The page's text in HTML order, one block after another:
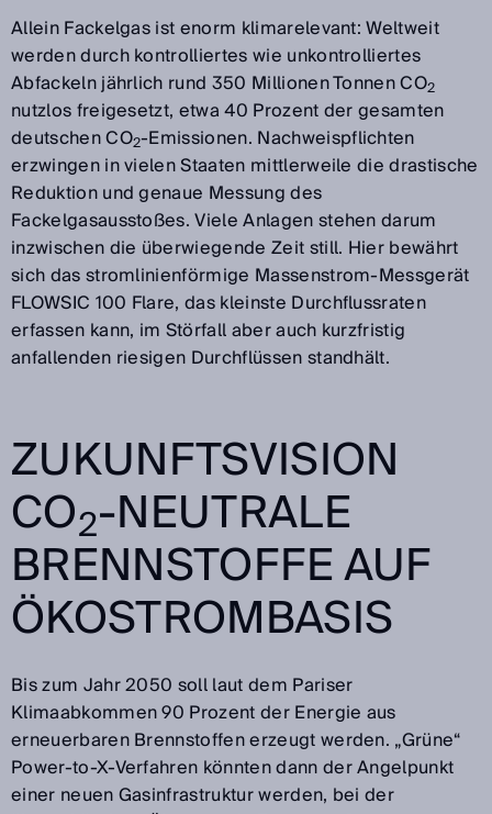
Allein Fackelgas ist enorm klimarelevant: Weltweit
werden durch kontrolliertes wie unkontrolliertes
Abfackeln jährlich rund 350 Millionen Tonnen CO2
nutzlos freigesetzt, etwa 40 Prozent der gesamten
deutschen CO2-Emissionen. Nachweispflichten
erzwingen in vielen Staaten mittlerweile die drastische
Reduktion und genaue Messung des
Fackelgasausstoßes. Viele Anlagen stehen darum
inzwischen die überwiegende Zeit still. Hier bewährt
sich das stromlinienförmige Massenstrom-Messgerät
FLOWSIC 100 Flare, das kleinste Durchflussraten
erfassen kann, im Störfall aber auch kurzfristig
anfallenden riesigen Durchflüssen standhält.
ZUKUNFTSVISION
CO2-NEUTRALE
BRENNSTOFFE AUF
ÖKOSTROMBASIS
Bis zum Jahr 2050 soll laut dem Pariser
Klimaabkommen 90 Prozent der Energie aus
erneuerbaren Brennstoffen erzeugt werden. „Grüne“
Power-to-X-Verfahren könnten dann der Angelpunkt
einer neuen Gasinfrastruktur werden, bei der